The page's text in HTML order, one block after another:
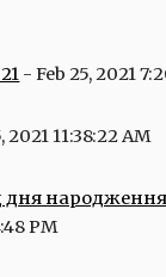
- Feb 25, 2021
2021 11:38:22 AM
дня народження
PM